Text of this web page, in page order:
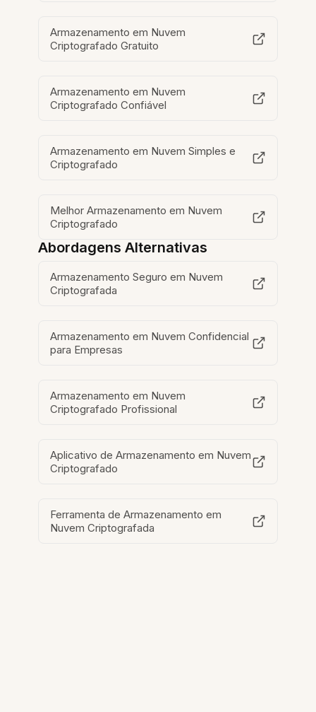
Armazenamento em Nuvem
Criptografado Gratuito
Armazenamento em Nuvem
Criptografado Confiável
Armazenamento em Nuvem Simples e
Criptografado
Melhor Armazenamento em Nuvem
Criptografado
Abordagens Alternativas
Armazenamento Seguro em Nuvem
Criptografada
Armazenamento em Nuvem Confidencial
para Empresas
Armazenamento em Nuvem
Criptografado Profissional
Aplicativo de Armazenamento em Nuvem
Criptografado
Ferramenta de Armazenamento em
Nuvem Criptografada